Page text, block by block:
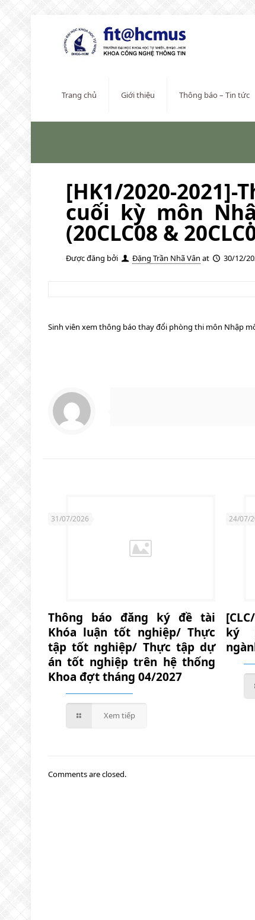
Trang chủ Giới thiệu Thông báo – Tin tức
[HK1/2020-
cuối kỳ môn
(20CLC08 &
Được đăng bởi Đặng Trần Nhã Vân at 30/12/
Sinh viên xem thông báo thay đổi phòng thi môn Nhập
31/07/2026
Thông báo đăng ký đề tài
Khóa luận tốt nghiệp/ Thực
tập tốt nghiệp/ Thực tập dự
án tốt nghiệp trên hệ thống
Khoa đợt tháng 04/2027
Xem tiếp
24/07/
ký
Comments are closed.